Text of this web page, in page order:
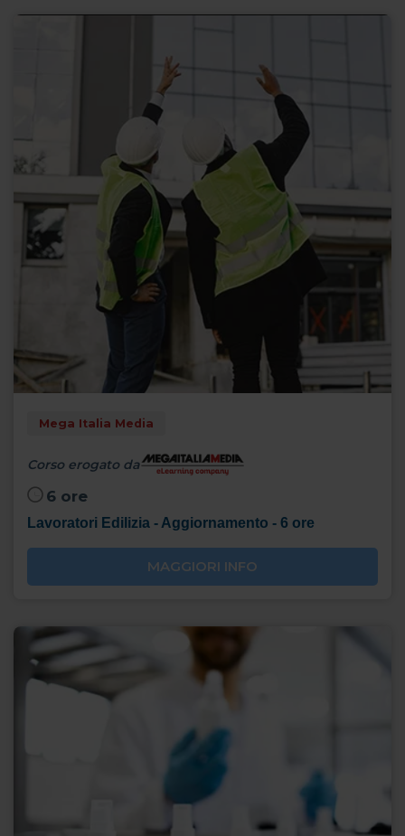
Mega Italia Media
Corso erogato da
6 ore
Lavoratori Edilizia - Aggiornamento - 6 ore
MAGGIORI INFO